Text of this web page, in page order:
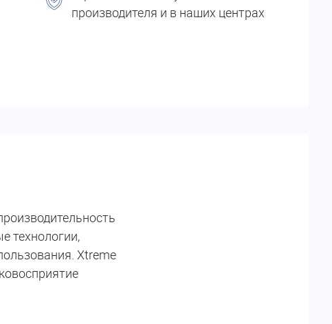
производителя и в наших центрах
технологии,
Xtreme